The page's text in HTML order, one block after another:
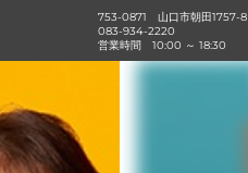
753-0871 山口市朝田1757-8
083-934-2220
営業時間
10:00 ～ 18:30